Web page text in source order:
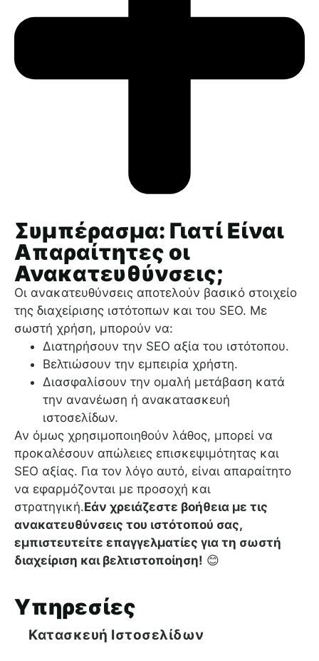
Συμπέρασμα: Γιατί Είναι
Απαραίτητες οι
Ανακατευθύνσεις;
Οι ανακατευθύνσεις αποτελούν βασικό στοιχείο
της διαχείρισης ιστότοπων και του SEO. Με
σωστή χρήση, μπορούν να:
Διατηρήσουν την SEO αξία του ιστότοπου.
Βελτιώσουν την εμπειρία χρήστη.
Διασφαλίσουν την ομαλή μετάβαση κατά
την ανανέωση ή ανακατασκευή
ιστοσελίδων.
Αν όμως χρησιμοποιηθούν λάθος, μπορεί να
προκαλέσουν απώλειες επισκεψιμότητας και
SEO αξίας. Για τον λόγο αυτό, είναι απαραίτητο
να εφαρμόζονται με προσοχή και
στρατηγική.Εάν χρειάζεστε βοήθεια με τις
ανακατευθύνσεις του ιστότοπού σας,
εμπιστευτείτε επαγγελματίες για τη σωστή
διαχείριση και βελτιστοποίηση! 😊
Υπηρεσίες
Κατασκευή Ιστοσελίδων